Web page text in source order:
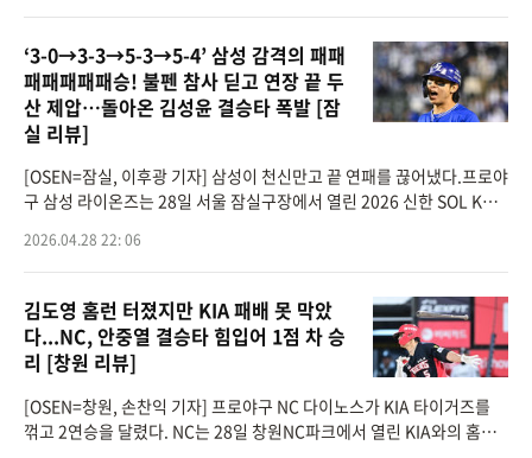
‘3-0→3-3→5-3→5-4’ 삼성 감격의 패패
패패패패패승! 불펜 참사 딛고 연장 끝 두
산 제압…돌아온 김성윤 결승타 폭발 [잠
실 리뷰]
[OSEN=잠실, 이후광 기자] 삼성이 천신만고 끝 연패를 끊어냈다.프로야
구 삼성 라이온즈는 28일 서울 잠실구장에서 열린 2026 신한 SOL KBO
했다.삼성은 3연전 기선
2026.04.28 22: 06
김도영 홈런 터졌지만 KIA 패배 못 막았
다...NC, 안중열 결승타 힘입어 1점 차 승
리 [창원 리뷰]
[OSEN=창원, 손찬익 기자] 프로야구 NC 다이노스가 KIA 타이거즈를
꺾고 2연승을 달렸다. NC는 28일 창원NC파크에서 열린 KIA와의 홈경